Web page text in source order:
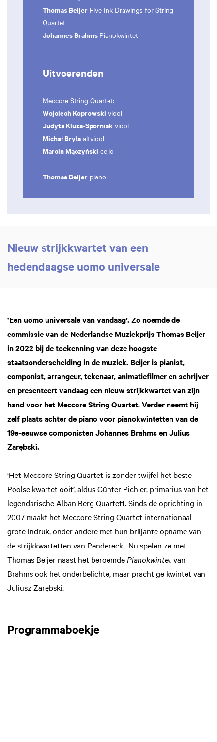
Thomas Beijer Five Ink Drawings for String
Quartet
Johannes Brahms Pianokwintet
Uitvoerenden
Meccore String Quartet:
Wojciech Koprowski viool
Judyta Kluza-Sporniak viool
Michał Bryła altviool
Marcin Mączyński cello
Thomas Beijer piano
Nieuw strijkkwartet van een
hedendaagse uomo universale
‘Een uomo universale van vandaag’. Zo noemde de
commissie van de Nederlandse Muziekprijs Thomas Beijer
in 2022 bij de toekenning van deze hoogste
staatsonderscheiding in de muziek. Beijer is pianist,
componist, arrangeur, tekenaar, animatiefilmer en schrijver
en presenteert vandaag een nieuw strijkkwartet van zijn
hand voor het Meccore String Quartet. Verder neemt hij
zelf plaats achter de piano voor pianokwintetten van de
19e-eeuwse componisten Johannes Brahms en Julius
Zarębski.
‘Het Meccore String Quartet is zonder twijfel het beste
Poolse kwartet ooit’, aldus Günter Pichler, primarius van het
legendarische Alban Berg Quartett. Sinds de oprichting in
2007 maakt het Meccore String Quartet internationaal
grote indruk, onder andere met hun briljante opname van
de strijkkwartetten van Penderecki. Nu spelen ze met
Thomas Beijer naast het beroemde Pianokwintetvan
Brahms ook het onderbelichte, maar prachtige kwintet van
Juliusz Zarębski.
Programmaboekje